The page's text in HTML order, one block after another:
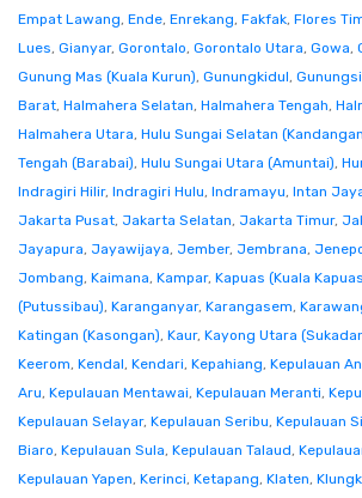
Empat Lawang, Ende, Enrekang, Fakfak, Flores
Lues, Gianyar, Gorontalo, Gorontalo Utara, Gowa,
Gunung Mas (Kuala Kurun), Gunungkidul,
Barat, Halmahera Selatan, Halmahera Tengah,
Halmahera Utara, Hulu Sungai Selatan
Tengah (Barabai), Hulu Sungai Utara (Amuntai),
Indragiri Hilir, Indragiri Hulu, Indramayu, Intan
Jakarta Pusat, Jakarta Selatan, Jakarta Timur,
Jayapura, Jayawijaya, Jember, Jembrana,
Jombang, Kaimana, Kampar, Kapuas (Kuala
(Putussibau), Karanganyar, Karangasem,
Katingan (Kasongan), Kaur, Kayong Utara
Keerom, Kendal, Kendari, Kepahiang, Kepulauan
Aru, Kepulauan Mentawai, Kepulauan Meranti,
Kepulauan Selayar, Kepulauan Seribu, Kepulauan
Biaro, Kepulauan Sula, Kepulauan Talaud,
Kepulauan Yapen, Kerinci, Ketapang, Klaten,